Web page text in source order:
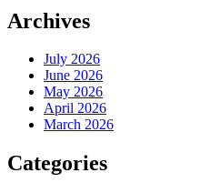
Archives
July 2026
June 2026
May 2026
April 2026
March 2026
Categories